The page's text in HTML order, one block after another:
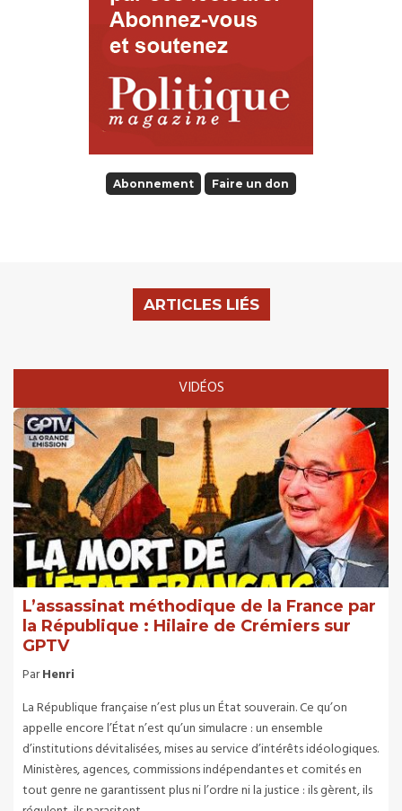
Abonnement Faire un don
ARTICLES LIÉS
VIDÉOS
L’assassinat méthodique de la France par
la République : Hilaire de Crémiers sur
GPTV
ParHenri
La République française n’est plus un État souverain. Ce qu’on
appelle encore l’État n’est qu’un simulacre : un ensemble
d’institutions dévitalisées, mises au service d’intérêts idéologiques.
Ministères, agences, commissions indépendantes et comités en
tout genre ne garantissent plus ni l’ordre ni la justice : ils gèrent, ils